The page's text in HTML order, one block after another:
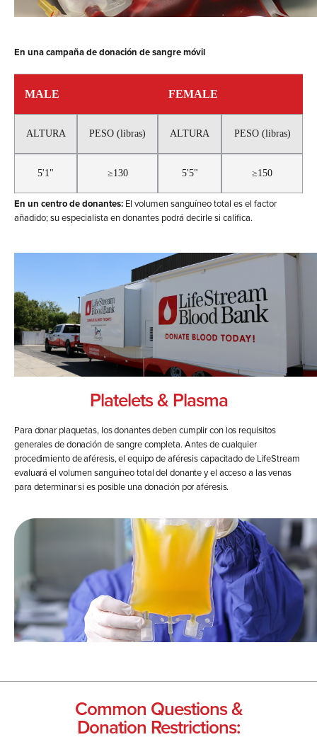
En una campaña de donación de sangre móvil
MALE FEMALE
ALTURA PESO (libras) ALTURA PESO (libras)
5'1" ≥130 5'5" ≥150
En un centro de donantes: El volumen sanguíneo total es el factor
añadido; su especialista en donantes podrá decirle si califica.
Platelets & Plasma
Para donar plaquetas, los donantes deben cumplir con los requisitos
generales de donación de sangre completa. Antes de cualquier
procedimiento de aféresis, el equipo de aféresis capacitado de LifeStream
evaluará el volumen sanguíneo total del donante y el acceso a las venas
para determinar si es posible una donación por aféresis.
Common Questions &
Donation Restrictions: